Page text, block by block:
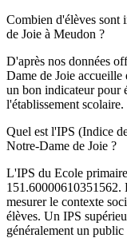
Combien d'élèves sont
de Joie à Meudon ?
D'après nos données
Dame de Joie
un bon indicateur pour
l'établissement scolaire.
Quel est l'IPS (Indice
Notre-Dame de Joie ?
L'IPS du Ecole
151.60000610351562.
mesurer le contexte
élèves. Un IPS
généralement un